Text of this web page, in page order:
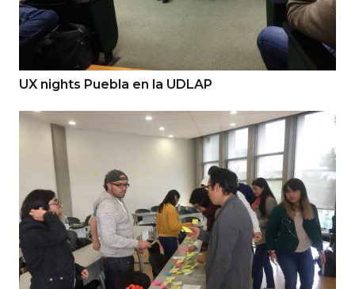
UX nights Puebla en la UDLAP